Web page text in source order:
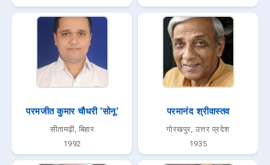
परमजीत कुमार चौधरी 'सोनू'
सीतामढ़ी, बिहार
1992
परमानंद श्रीवास्तव
गोरखपुर, उत्तर प्रदेश
1935